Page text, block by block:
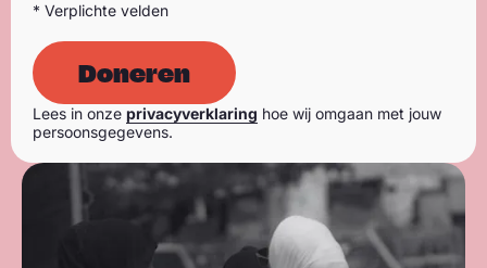
* Verplichte velden
Doneren
Lees in onze privacyverklaring hoe wij omgaan met jouw
persoonsgegevens.